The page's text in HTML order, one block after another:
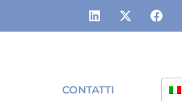
CONTATTI